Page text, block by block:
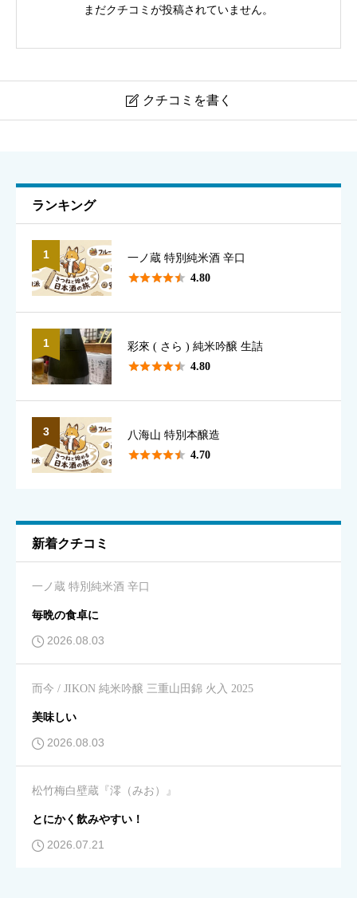
まだクチコミが投稿されていません。
 クチコミを書く
表示名として使用されます（本名でなくて構いません）
香り
味のわかりやすさ
キレ 必須
星の数をお選びください
飲みやすさ 必須
星の数をお選びください
コスパ 必須
ランキング
1 一ノ蔵 特別純米酒 辛口
 4.80
1 彩來 ( さら ) 純米吟醸 生詰
 4.80
3 八海山 特別本醸造
 4.70
新着クチコミ
一ノ蔵 特別純米酒 辛口
毎晩の食卓に
2026.08.03
而今 / JIKON 純米吟醸 三重山田錦 火入 2025
美味しい
2026.08.03
松竹梅白壁蔵『澪（みお）』
とにかく飲みやすい！
2026.07.21